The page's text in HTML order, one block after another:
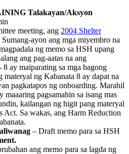
Talakayan/Aksyon
meeting, ang 2004 Shelter
Sumang-ayon ang mga miyembro na
ng memo sa HSH upang
ang pag-aatas na ang
ay maiparating sa mga bagong
materyal ng Kabanata 8 ay dapat na
pagkatapos ng onboarding. Marahil
maaaring pagsamahin sa isang mas
kailangan ng higit pang materyal
Act. Sa wakas, ang Harm Reduction
– Draft memo para sa HSH
ang memo para sa lagda ng